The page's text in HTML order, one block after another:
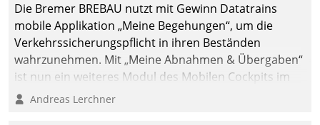
Die Bremer BREBAU nutzt mit Gewinn Datatrains
mobile Applikation „Meine Begehungen“, um die
Verkehrssicherungspflicht in ihren Beständen
wahrzunehmen. Mit „Meine Abnahmen & Übergaben“
ist nun ein weiteres Modul des Mobilen Cockpits im
Einsatz.
Andreas Lerchner